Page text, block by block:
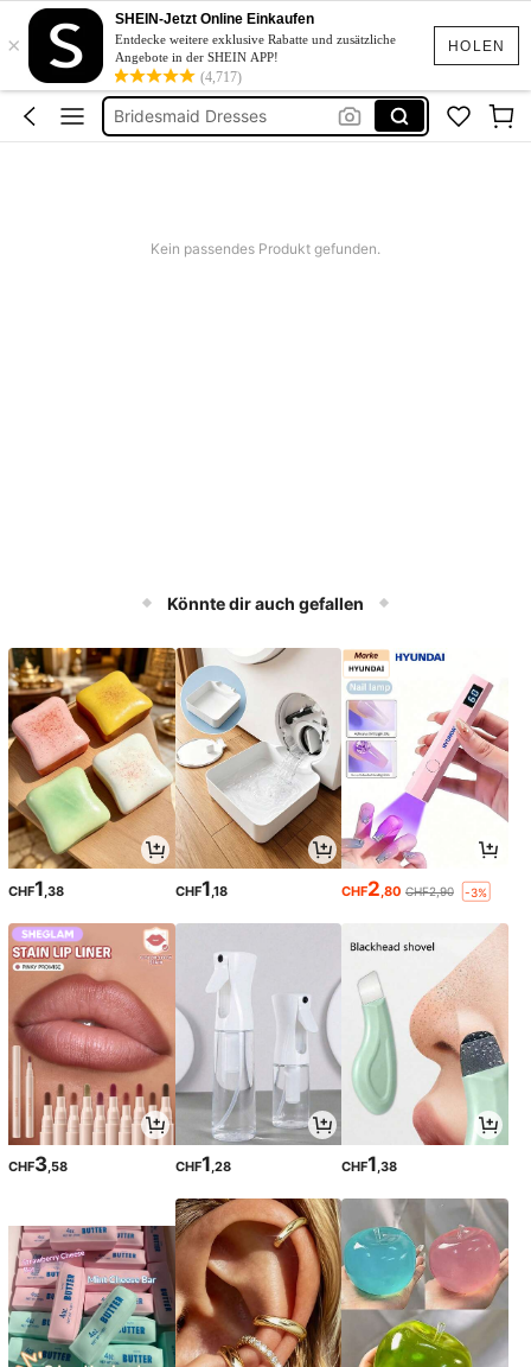
HOLEN
×
SHEIN-Jetzt Online Einkaufen
Entdecke weitere exklusive Rabatte und zusätzliche
Angebote in der SHEIN APP!
(4,717)
Squishies
Linen
Schwimmanzug Sport
Bridesmaid Dresses
Kein passendes Produkt gefunden.
Könnte dir auch gefallen
CHF1 ,38 CHF1 ,18 CHF2 ,80 CHF2,90 -3%
CHF3,58 CHF1,28 CHF1,38